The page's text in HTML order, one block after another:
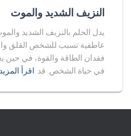
النزيف الشديد والموت
يدل الحلم بالنزيف الشديد
عاطفية تسبب للشخص القلق
فقدان الطاقة والقوة، في حين
في حياة الشخص. قد اقرأ